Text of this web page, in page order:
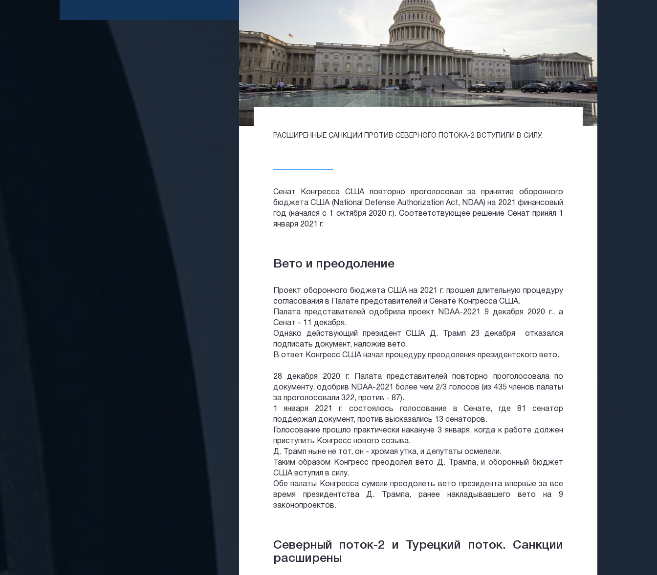
РАСШИРЕННЫЕ САНКЦИИ ПРОТИВ СЕВЕРНОГО ПОТОКА-2 ВСТУПИЛИ В СИЛУ.
Сенат Конгресса США повторно проголосовал за принятие оборонного
бюджета США (National Defense Authorization Act, NDAA) на 2021 финансовый
год (начался с 1 октября 2020 г.). Соответствующее решение Сенат принял 1
января 2021 г.
Вето и преодоление
Проект оборонного бюджета США на 2021 г. прошел длительную процедуру
согласования в Палате представителей и Сенате Конгресса США.
Палата представителей одобрила проект NDAA-2021 9 декабря 2020 г., а
Сенат - 11 декабря.
Однако действующий президент США Д. Трамп 23 декабря отказался
подписать документ, наложив вето.
В ответ Конгресс США начал процедуру преодоления президентского вето.
28 декабря 2020 г. Палата представителей повторно проголосовала по
документу, одобрив NDAA-2021 более чем 2/3 голосов (из 435 членов палаты
за проголосовали 322, против - 87).
1 января 2021 г. состоялось голосование в Сенате, где 81 сенатор
поддержал документ, против высказались 13 сенаторов.
Голосование прошло практически накануне 3 января, когда к работе должен
приступить Конгресс нового созыва.
Д. Трамп ныне не тот, он - хромая утка, и депутаты осмелели.
Таким образом Конгресс преодолел вето Д. Трампа, и оборонный бюджет
США вступил в силу.
Обе палаты Конгресса сумели преодолеть вето президента впервые за все
время президентства Д. Трампа, ранее накладывавшего вето на 9
законопроектов.
Северный поток-2 и Турецкий поток. Санкции
расширены